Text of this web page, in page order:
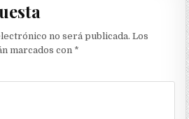
no será publicada. Los
marcados con *